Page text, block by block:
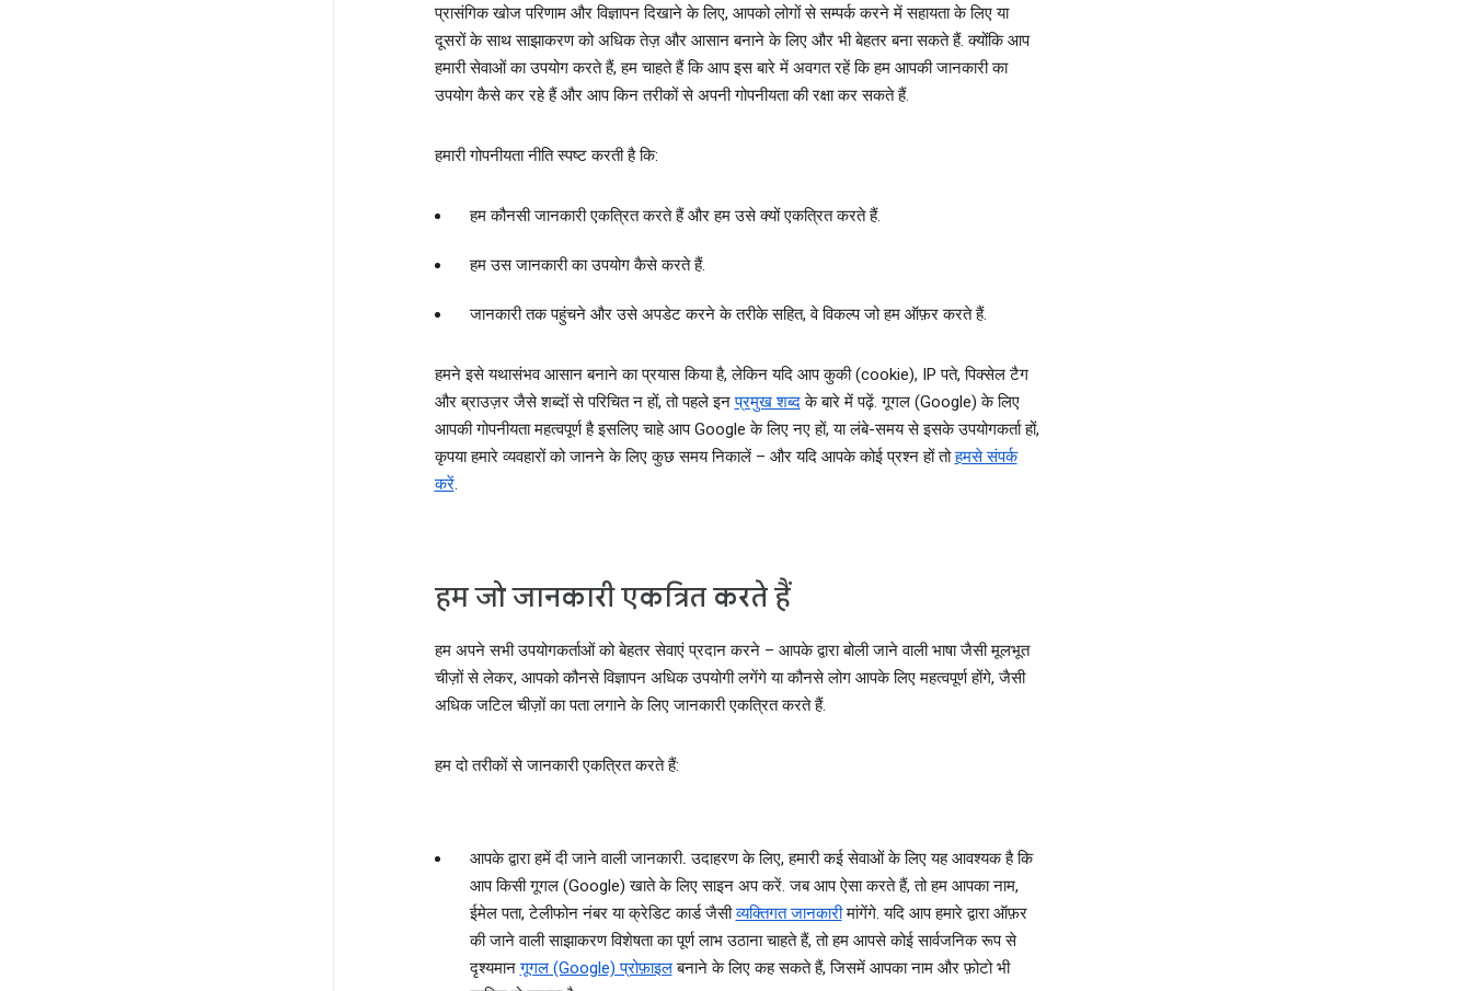
प्रासंगिक खोज परिणाम और विज्ञापन दिखाने के लिए, आपको लोगों से सम्पर्क करने में सहायता के लिए या
दूसरों के साथ साझाकरण को अधिक तेज़ और आसान बनाने के लिए और भी बेहतर बना सकते हैं. क्योंकि आप
हमारी सेवाओं का उपयोग करते हैं, हम चाहते हैं कि आप इस बारे में अवगत रहें कि हम आपकी जानकारी का
उपयोग कैसे कर रहे हैं और आप किन तरीकों से अपनी गोपनीयता की रक्षा कर सकते हैं.
हमारी गोपनीयता नीति स्‍पष्ट करती है कि:
हम कौनसी जानकारी एकत्रित करते हैं और हम उसे क्‍यों एकत्रित करते हैं.
हम उस जानकारी का उपयोग कैसे करते हैं.
जानकारी तक पहुंचने और उसे अपडेट करने के तरीके सहित, वे विकल्‍प जो हम ऑफ़र करते हैं.
हमने इसे यथासंभव आसान बनाने का प्रयास किया है, लेकिन यदि आप कुकी (cookie), IP पते, पिक्‍सेल टैग
और ब्राउज़र जैसे शब्‍दों से परिचित न हों, तो पहले इनप्रमुख शब्‍दके बारे में पढ़ें. गूगल (Google) के लिए
आपकी गोपनीयता महत्‍वपूर्ण है इसलिए चाहे आप Google के लिए नए हों, या लंबे-समय से इसके उपयोगकर्ता हों,
कृपया हमारे व्‍यवहारों को जानने के लिए कुछ समय निकालें – और यदि आपके कोई प्रश्न हों तोहमसे संपर्क
करें.
हम जो जानकारी एकत्रित करते हैं
हम अपने सभी उपयोगकर्ताओं को बेहतर सेवाएं प्रदान करने – आपके द्वारा बोली जाने वाली भाषा जैसी मूलभूत
चीज़ों से लेकर, आपको कौनसे विज्ञापन अधिक उपयोगी लगेंगे या कौनसे लोग आपके लिए महत्‍वपूर्ण होंगे, जैसी
अधिक जटिल चीज़ों का पता लगाने के लिए जानकारी एकत्रित करते हैं.
हम दो तरीकों से जानकारी एकत्रित करते हैं:
आपके द्वारा हमें दी जाने वाली जानकारी. उदाहरण के लिए, हमारी कई सेवाओं के लिए यह आवश्‍यक है कि
आप किसी गूगल (Google) खाते के लिए साइन अप करें. जब आप ऐसा करते हैं, तो हम आपका नाम,
ईमेल पता, टेलीफोन नंबर या क्रेडिट कार्ड जैसीव्‍यक्तिगत जानकारीमांगेंगे. यदि आप हमारे द्वारा ऑफ़र
की जाने वाली साझाकरण विशेषता का पूर्ण लाभ उठाना चाहते हैं, तो हम आपसे कोई सार्वजनिक रूप से
दृश्‍यमानगूगल (Google) प्रोफ़ाइलबनाने के लिए कह सकते हैं, जिसमें आपका नाम और फ़ोटो भी